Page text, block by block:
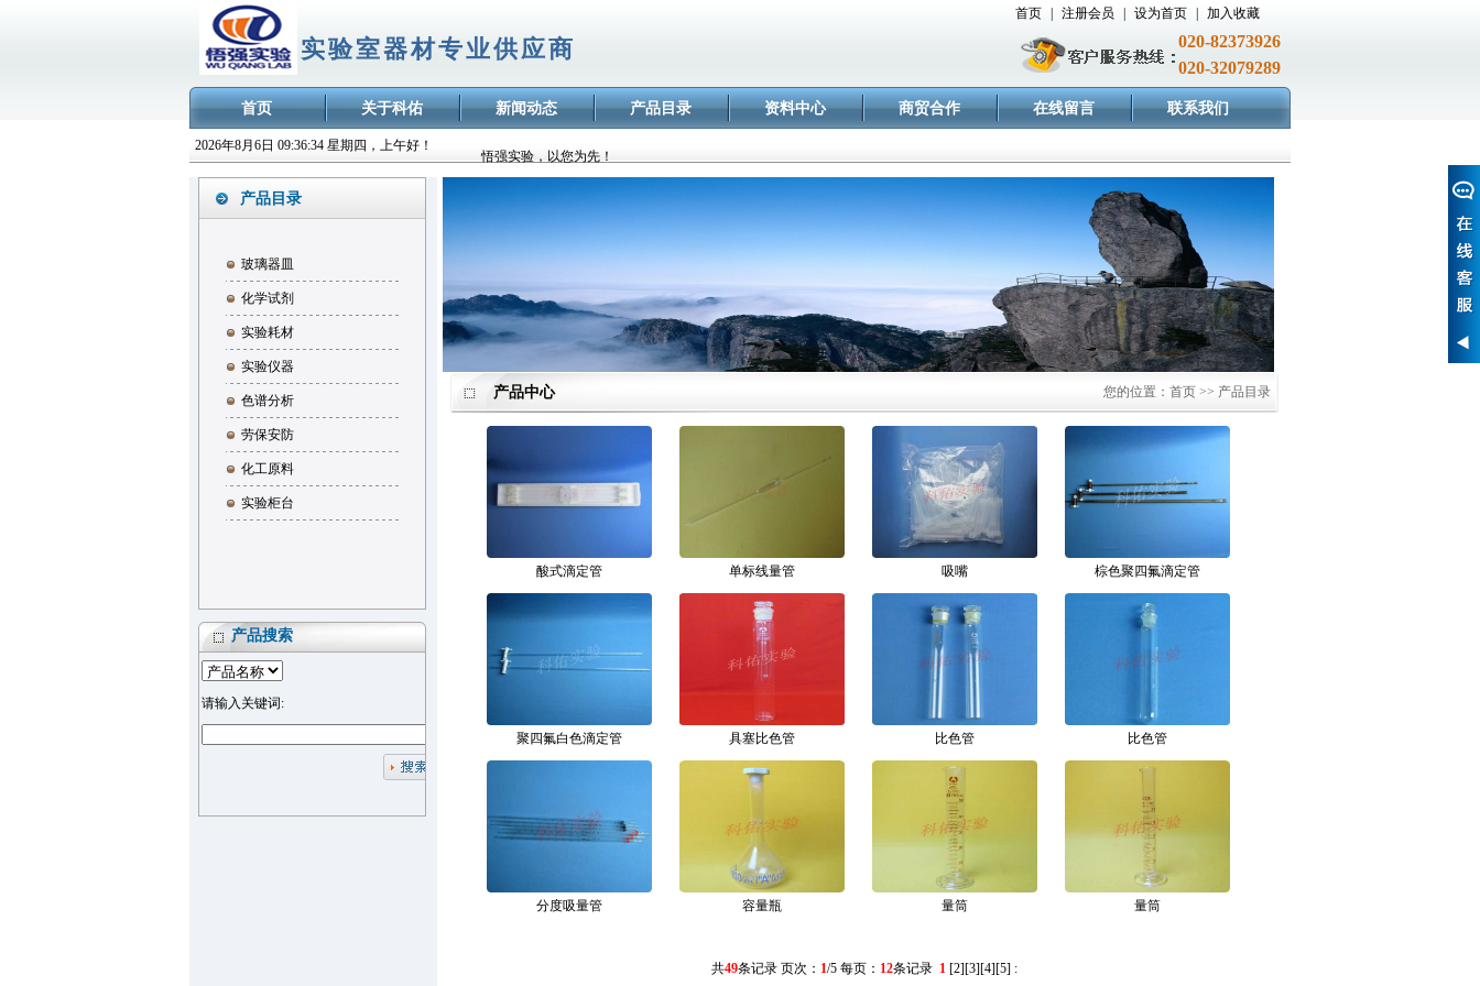
实验室器材专业供应商
首页 注册会员 设为首页 加入收藏
020-82373926
020-32079289
首页 关于科佑 新闻动态 产品目录 资料中心 商贸合作 在线留言 联系我们
2026年8月6日 09:36:34 星期四，上午好！
广州市悟强实验器材-专业的实验器材供应商
悟强实验，以您为先！
欢迎访问广州市悟强实验器材有限公司网站
产品目录
玻璃器皿
化学试剂
实验耗材
实验仪器
色谱分析
劳保安防
化工原料
实验柜台
产品搜索
请输入关键词:
您的位置：首页 >> 产品目录
产品中心
酸式滴定管 单标线量管 吸嘴 棕色聚四氟滴定管
聚四氟白色滴定管 具塞比色管 比色管 比色管
分度吸量管 容量瓶 量筒 量筒
共49条记录 页次： 1/5 每页： 12条记录 1[2][3][4][5] :